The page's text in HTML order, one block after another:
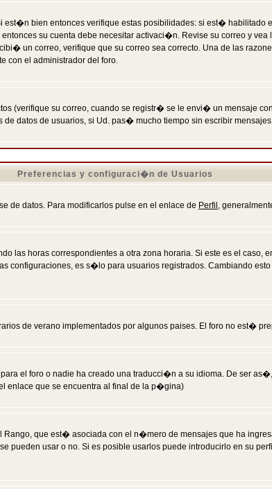
bien entonces verifique estas posibilidades: si est� habilitado
su cuenta debe necesitar activaci�n. Revise su correo y
un correo, verifique que su correo sea correcto. Una de las
con el administrador del foro.
(verifique su correo, cuando se registr� se le envi� un mensaje
datos de usuarios, si Ud. pas� mucho tiempo sin escribir
Preferencias y configuraci�n de Usuarios
de datos. Para modificarlos pulse en el enlace de Perfil ,
las horas correspondientes a otra zona horaria. Si este es el
configuraciones, es s�lo para usuarios registrados. Cambiando
de verano implementados por algunos paises. El foro no est�
el foro o nadie ha creado una traducci�n a su idioma. De ser
enlace que se encuentra al final de la p�gina)
que est� asociada con el n�mero de mensajes que ha
pueden usar o no. Si es posible usarlos puede introducirlo en su